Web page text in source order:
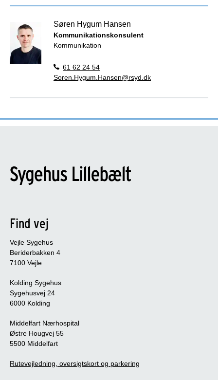
Søren Hygum Hansen
Kommunikationskonsulent
Kommunikation
61 62 24 54
Soren.Hygum.Hansen@rsyd.dk
Find vej
Vejle Sygehus
Beriderbakken 4
7100 Vejle
Kolding Sygehus
Sygehusvej 24
6000 Kolding
Middelfart Nærhospital
Østre Hougvej 55
5500 Middelfart
Rutevejledning, oversigtskort og parkering